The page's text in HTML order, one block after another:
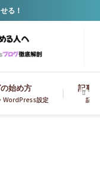
る！
始め方
WordPress設定
記事
記事